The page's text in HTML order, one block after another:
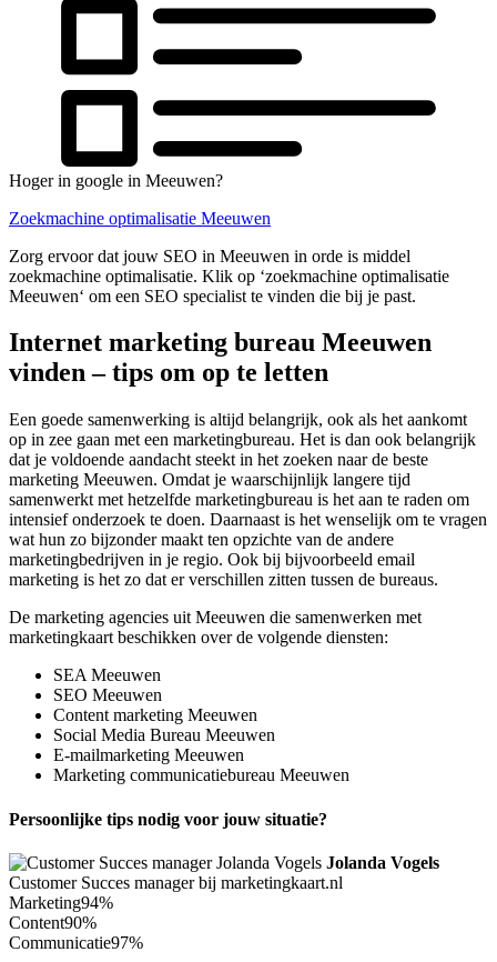
Hoger in google in Meeuwen?
Zoekmachine optimalisatie Meeuwen
Zorg ervoor dat jouw SEO in Meeuwen in orde is middel
zoekmachine optimalisatie. Klik op ‘zoekmachine optimalisatie
Meeuwen‘ om een SEO specialist te vinden die bij je past.
Internet marketing bureau Meeuwen
vinden – tips om op te letten
Een goede samenwerking is altijd belangrijk, ook als het aankomt
op in zee gaan met een marketingbureau. Het is dan ook belangrijk
dat je voldoende aandacht steekt in het zoeken naar de beste
marketing Meeuwen. Omdat je waarschijnlijk langere tijd
samenwerkt met hetzelfde marketingbureau is het aan te raden om
intensief onderzoek te doen. Daarnaast is het wenselijk om te vragen
wat hun zo bijzonder maakt ten opzichte van de andere
marketingbedrijven in je regio. Ook bij bijvoorbeeld email
marketing is het zo dat er verschillen zitten tussen de bureaus.
De marketing agencies uit Meeuwen die samenwerken met
marketingkaart beschikken over de volgende diensten:
SEA Meeuwen
SEO Meeuwen
Content marketing Meeuwen
Social Media Bureau Meeuwen
E-mailmarketing Meeuwen
Marketing communicatiebureau Meeuwen
Persoonlijke tips nodig voor jouw situatie?
Jolanda Vogels
Customer Succes manager bij marketingkaart.nl
Marketing94%
Content90%
Communicatie97%